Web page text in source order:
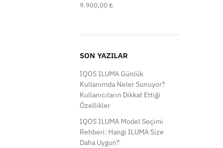
9.900,00₺
SON YAZILAR
IQOS ILUMA Günlük
Kullanımda Neler Sunuyor?
Kullanıcıların Dikkat Ettiği
Özellikler
IQOS ILUMA Model Seçimi
Rehberi: Hangi ILUMA Size
Daha Uygun?